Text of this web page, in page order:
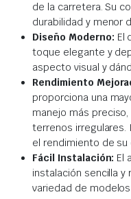
de la carretera. Su
durabilidad y menor
Diseño Moderno: El
toque elegante y
aspecto visual y
Rendimiento
proporciona una
manejo más
terrenos irregulares.
el rendimiento de
Fácil Instalación: El
instalación sencilla y
variedad de